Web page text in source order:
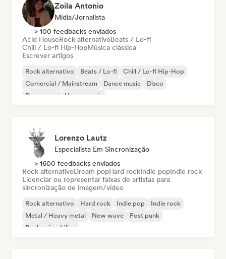
Zoila Antonio
Mídia/Jornalista
> 100 feedbacks enviados
Acid HouseRock alternativoBeats / Lo-fi
Chill / Lo-fi Hip-HopMúsica clássica
Escrever artigos
Rock alternativo Beats / Lo-fi
Chill / Lo-fi Hip-Hop
Comercial / Mainstream
Dance music
Disco
Dream pop
House music
Lorenzo Lautz
Especialista Em Sincronização
> 1600 feedbacks enviados
Rock alternativoDream popHard rockIndie popIndie rock
Licenciar ou representar faixas de artistas para
sincronização de imagem/vídeo
Rock alternativo Hard rock Indie pop
Indie rock
Metal / Heavy metal
New wave
Post punk
Rock psicodélico